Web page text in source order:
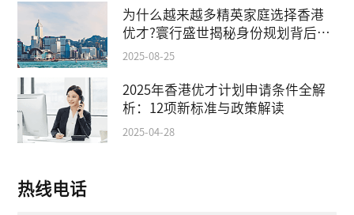
为什么越来越多精英家庭选择香港
优才?寰行盛世揭秘身份规划背后的
教育红利
2025-08-25
2025年香港优才计划申请条件全解
析：12项新标准与政策解读
2025-04-28
热线电话